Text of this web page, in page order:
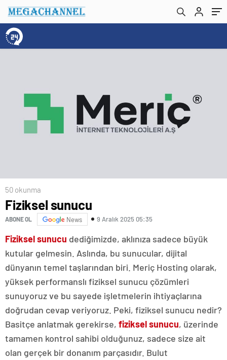
50 okunma
Fiziksel sunucu
ABONE OL News 9 Aralık 2025 05:35
Fiziksel sunucu dediğimizde, aklınıza sadece büyük
kutular gelmesin. Aslında, bu sunucular, dijital
dünyanın temel taşlarından biri. Meriç Hosting olarak,
yüksek performanslı fiziksel sunucu çözümleri
sunuyoruz ve bu sayede işletmelerin ihtiyaçlarına
doğrudan cevap veriyoruz. Peki, fiziksel sunucu nedir?
Basitçe anlatmak gerekirse, fiziksel sunucu, üzerinde
tamamen kontrol sahibi olduğunuz, sadece size ait
olan gerçek bir donanım parçasıdır. Bulut